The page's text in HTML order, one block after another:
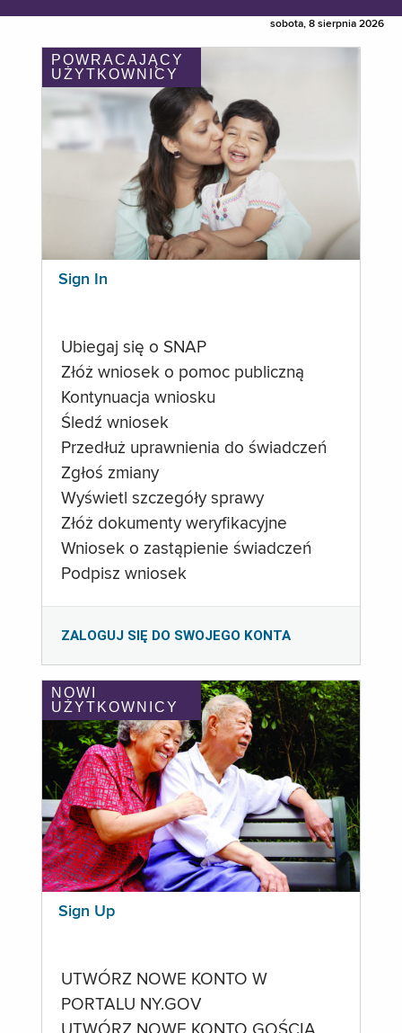
sobota, 8 sierpnia 2026
POWRACAJĄCY
UŻYTKOWNICY
Sign In
Ubiegaj się o SNAP
Złóż wniosek o pomoc publiczną
Kontynuacja wniosku
Śledź wniosek
Przedłuż uprawnienia do świadczeń
Zgłoś zmiany
Wyświetl szczegóły sprawy
Złóż dokumenty weryfikacyjne
Wniosek o zastąpienie świadczeń
Podpisz wniosek
ZALOGUJ SIĘ DO SWOJEGO KONTA
NOWI
UŻYTKOWNICY
Sign Up
UTWÓRZ NOWE KONTO W
PORTALU NY.GOV